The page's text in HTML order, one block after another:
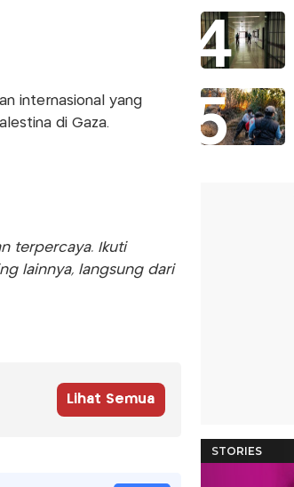
internasional yang
di Gaza.
terpercaya. Ikuti
lainnya, langsung dari
Lihat Semua